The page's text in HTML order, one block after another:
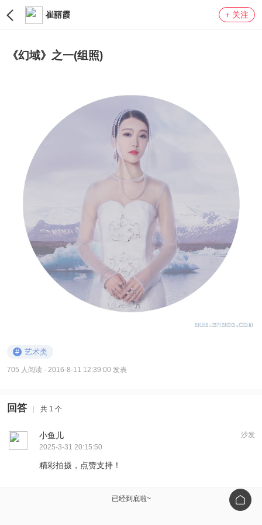
崔丽霞 + 关注
《幻域》之一(组照)
# 艺术类
705 人阅读 · 2016-8-11 12:39:00 发表
回答 共 1 个
沙发
小鱼儿
2025-3-31 20:15:50
精彩拍摄，点赞支持！
已经到底啦~